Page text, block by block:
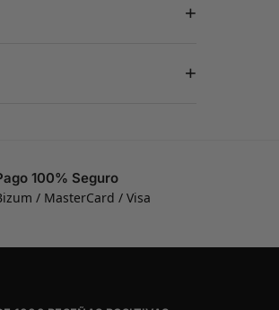
+
+
100% Seguro
/ MasterCard / Visa